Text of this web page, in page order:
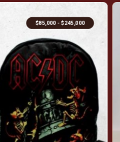
$85,000 - $245,000